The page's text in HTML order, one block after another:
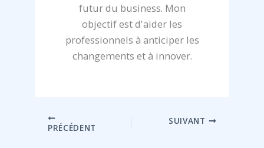
futur du business. Mon
objectif est d'aider les
professionnels à anticiper les
changements et à innover.
PRÉCÉDENT
SUIVANT